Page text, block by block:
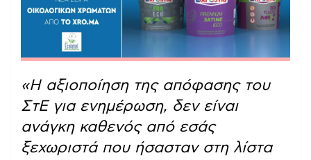
«Η αξιοποίηση της απόφασης του
ΣτΕ για ενημέρωση, δεν είναι
ανάγκη καθενός από εσάς
ξεχωριστά που ήσασταν στη λίστα